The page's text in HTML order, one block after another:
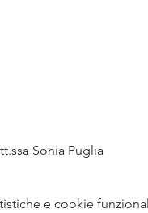
Sonia Puglia
e cookie